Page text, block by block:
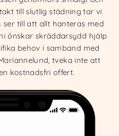
till slutlig städning tar vi
ser till att allt hanteras med
önskar skräddarsydd hjälp
behov i samband med
tveka inte att
kostnadsfri offert.